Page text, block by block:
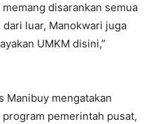
disarankan semua
luar, Manokwari juga
UMKM disini,”
Manibuy mengatakan
pemerintah pusat,